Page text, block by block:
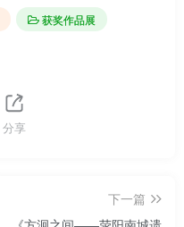
获奖作品展
分享
下一篇